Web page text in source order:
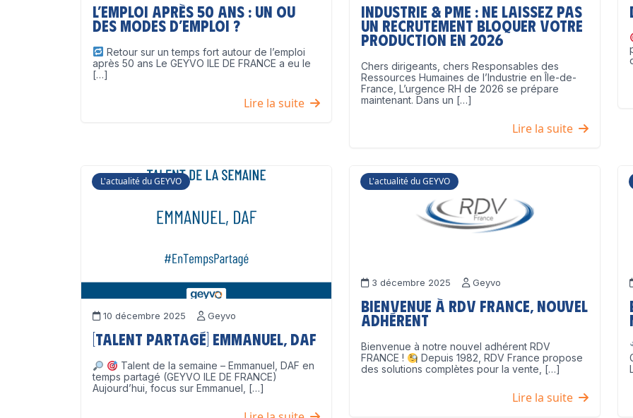
L’emploi après 50 ans : un ou
des modes d’emploi ?
Retour sur un temps fort autour de l’emploi
après 50 ans Le GEYVO ILE DE FRANCE a eu le
[…]
Lire la suite
Industrie & PME : ne laissez pas
un recrutement bloquer votre
production en 2026
Chers dirigeants, chers Responsables des
Ressources Humaines de l’Industrie en Île-de-
France, L’urgence RH de 2026 se prépare
maintenant. Dans un […]
Lire la suite
L'actualité du GEYVO
10 décembre 2025 Geyvo
[Talent partagé] Emmanuel, DAF
Talent de la semaine – Emmanuel, DAF en
temps partagé (GEYVO ILE DE FRANCE)
Aujourd’hui, focus sur Emmanuel, […]
L'actualité du GEYVO
3 décembre 2025 Geyvo
Bienvenue à RDV France, nouvel
adhérent
Bienvenue à notre nouvel adhérent RDV
FRANCE !
Depuis 1982, RDV France propose
des solutions complètes pour la vente, […]
Lire la suite